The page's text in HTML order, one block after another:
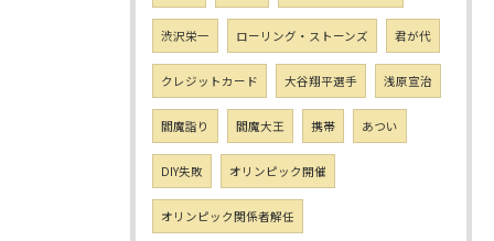
渋沢栄一 ローリング・ストーンズ 君が代
クレジットカード 大谷翔平選手 浅原宣治
閻魔詣り 閻魔大王 携帯 あつい
DIY失敗 オリンピック開催
オリンピック関係者解任